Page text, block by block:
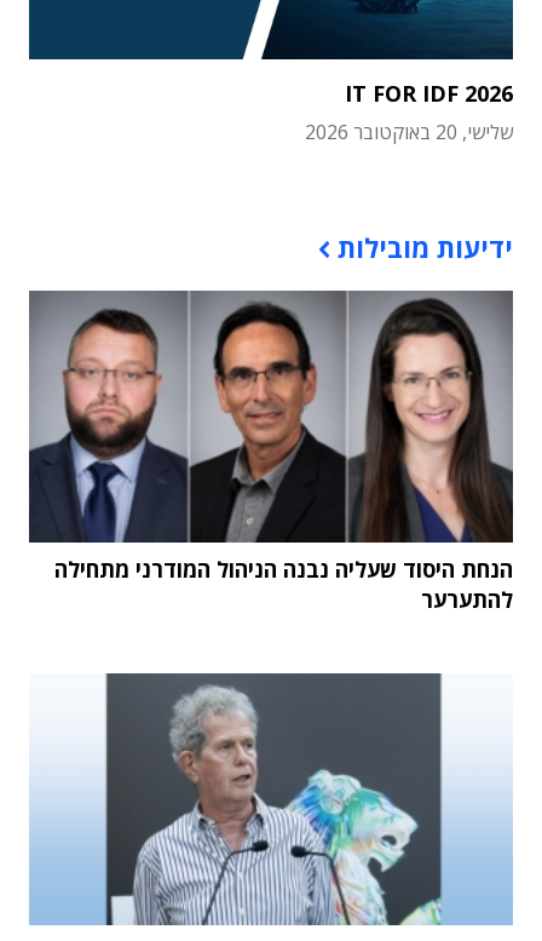
IT FOR IDF 2026
שלישי, 20 באוקטובר 2026
ידיעות מובילות
הנחת היסוד שעליה נבנה הניהול המודרני מתחילה
להתערער